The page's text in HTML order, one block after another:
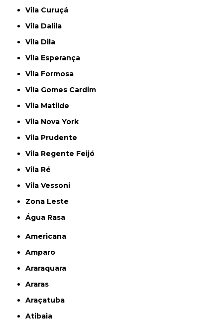
Vila Curuçá
Vila Dalila
Vila Dila
Vila Esperança
Vila Formosa
Vila Gomes Cardim
Vila Matilde
Vila Nova York
Vila Prudente
Vila Regente Feijó
Vila Ré
Vila Vessoni
Zona Leste
Água Rasa
Americana
Amparo
Araraquara
Araras
Araçatuba
Atibaia